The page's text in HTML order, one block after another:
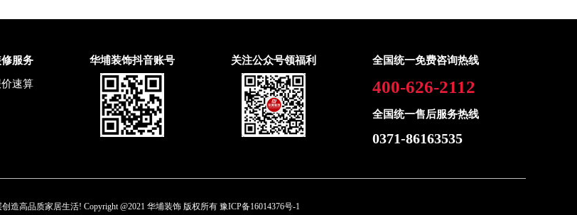
服务
速算
华埔装饰抖音账号 关注公众号领福利 全国统一免费咨询热线
400-626-2112
全国统一售后服务热线
0371-86163535
造高品质家居生活! Copyright @2021 华埔装饰 版权所有 豫ICP备16014376号-1